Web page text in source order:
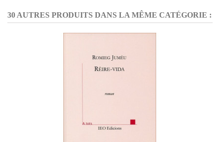
30 AUTRES PRODUITS DANS LA MÊME CATÉGORIE :